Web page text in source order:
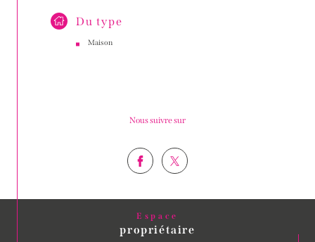
Du type
Maison
Nous suivre sur
Espace
propriétaire